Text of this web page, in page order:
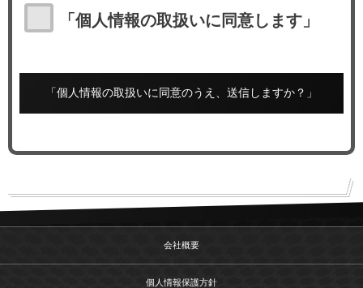
「個人情報の取扱いに同意します」
会社概要
個人情報保護方針